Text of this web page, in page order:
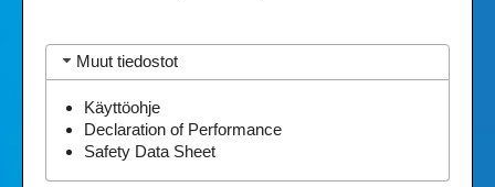
Muut tiedostot
Käyttöohje
Declaration of Performance
Safety Data Sheet